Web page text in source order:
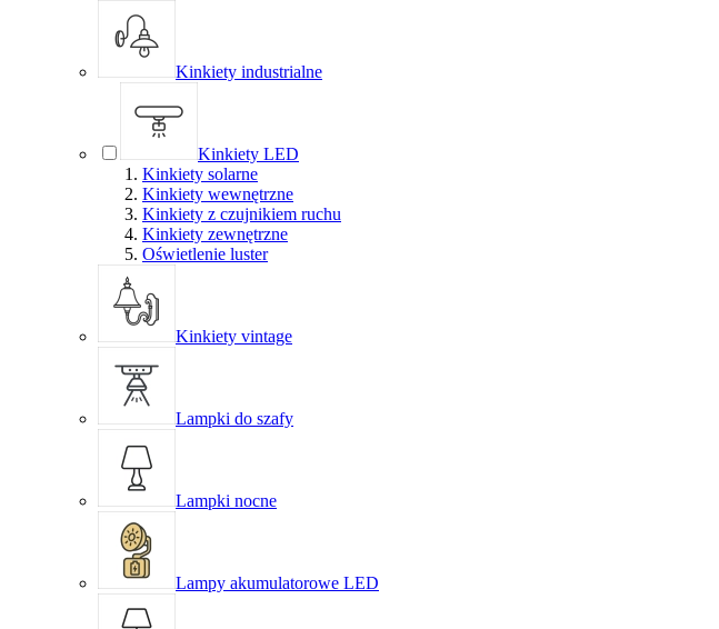
Kinkiety industrialne
Kinkiety LED
Kinkiety solarne
Kinkiety wewnętrzne
Kinkiety z czujnikiem ruchu
Kinkiety zewnętrzne
Oświetlenie luster
Kinkiety vintage
Lampki do szafy
Lampki nocne
Lampy akumulatorowe LED